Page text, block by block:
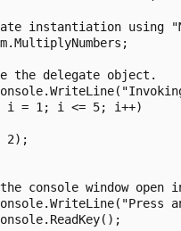
instantiation using
the delegate object.
i = 1; i <= 5; i++)
2);
console window open